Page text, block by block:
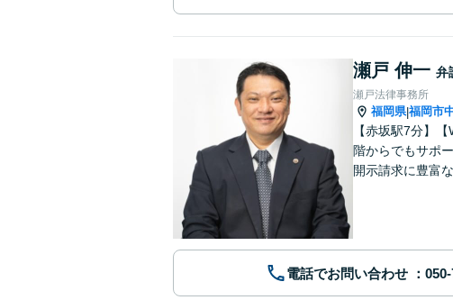
瀬戸 伸一 弁
瀬戸法律事務所
福岡県|福岡市
【赤坂駅7分】
階からでもサポ
開示請求に豊富
電話でお問い合わせ